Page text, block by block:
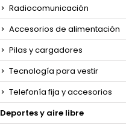
Radiocomunicación
Accesorios de alimentación
Pilas y cargadores
Tecnología para vestir
Telefonía fija y accesorios
Deportes y aire libre